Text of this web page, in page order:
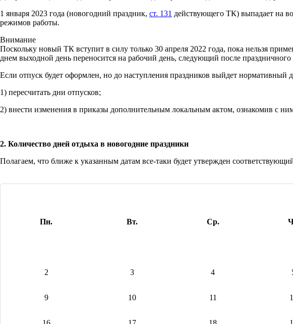
1 января 2023 года (новогодний праздник, ст. 131 действующего ТК) выпадает на
режимов работы.
Внимание
Поскольку новый ТК вступит в силу только 30 апреля 2022 года, пока нельзя
днем выходной день переносится на рабочий день, следующий после праздничного
Если отпуск будет оформлен, но до наступления праздников выйдет нормативный
1) пересчитать дни отпусков;
2) внести изменения в приказы дополнительным локальным актом, ознакомив с
2. Количество дней отдыха в новогодние праздники
Полагаем, что ближе к указанным датам все-таки будет утвержден
Пн. Вт. Ср.
2 3 4
9 10 11